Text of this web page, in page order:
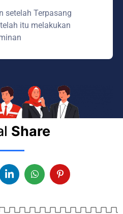
setelah Terpasang
itu melakukan
Share